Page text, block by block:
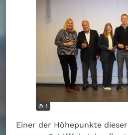
© 1
Einer der Höhepunkte